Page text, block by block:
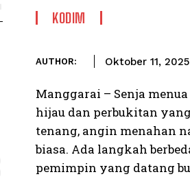
KODIM
AUTHOR: Oktober 11, 2025
Manggarai – Senja
hijau dan perbukitan
tenang, angin menahan
biasa. Ada langkah
pemimpin yang datang